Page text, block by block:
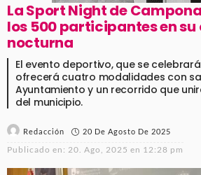
La Sport Night de
los 500 participantes en
nocturna
El evento deportivo, que se
ofrecerá cuatro modalidades con
Ayuntamiento y un recorrido que
del municipio.
Redacción 20 De Agosto De 2025
Publicado en: 20. Ago, 2025 en 12:28 pm